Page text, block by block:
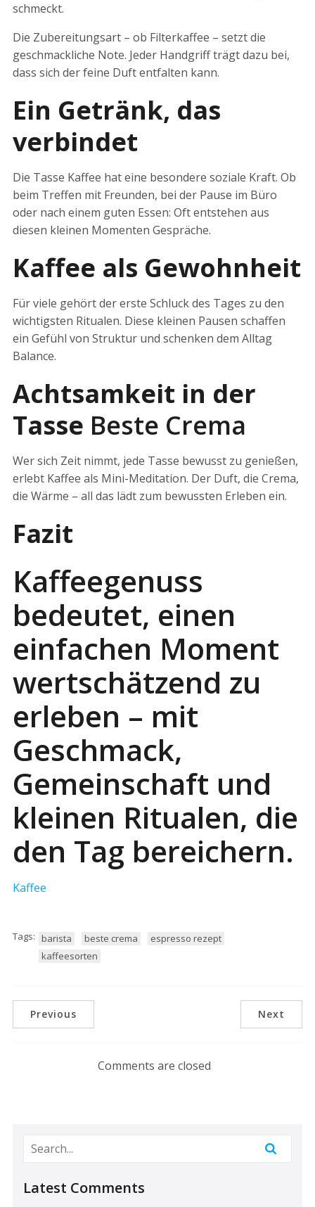
schmeckt.
Die Zubereitungsart – ob Filterkaffee – setzt die
geschmackliche Note. Jeder Handgriff trägt dazu bei,
dass sich der feine Duft entfalten kann.
Ein Getränk, das
verbindet
Die Tasse Kaffee hat eine besondere soziale Kraft. Ob
beim Treffen mit Freunden, bei der Pause im Büro
oder nach einem guten Essen: Oft entstehen aus
diesen kleinen Momenten Gespräche.
Kaffee als Gewohnheit
Für viele gehört der erste Schluck des Tages zu den
wichtigsten Ritualen. Diese kleinen Pausen schaffen
ein Gefühl von Struktur und schenken dem Alltag
Balance.
Achtsamkeit in der
Tasse Beste Crema
Wer sich Zeit nimmt, jede Tasse bewusst zu genießen,
erlebt Kaffee als Mini-Meditation. Der Duft, die Crema,
die Wärme – all das lädt zum bewussten Erleben ein.
Fazit
Kaffeegenuss
bedeutet, einen
einfachen Moment
wertschätzend zu
erleben – mit
Geschmack,
Gemeinschaft und
kleinen Ritualen, die
den Tag bereichern.
Kaffee
Tags: barista beste crema
espresso rezept
kaffeesorten
Previous Next
Comments are closed
Latest Comments